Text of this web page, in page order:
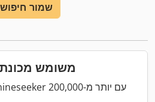
שמור חיפוש
משומש